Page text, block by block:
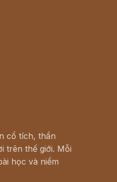
cổ tích, thần
trên thế giới. Mỗi
học và niềm